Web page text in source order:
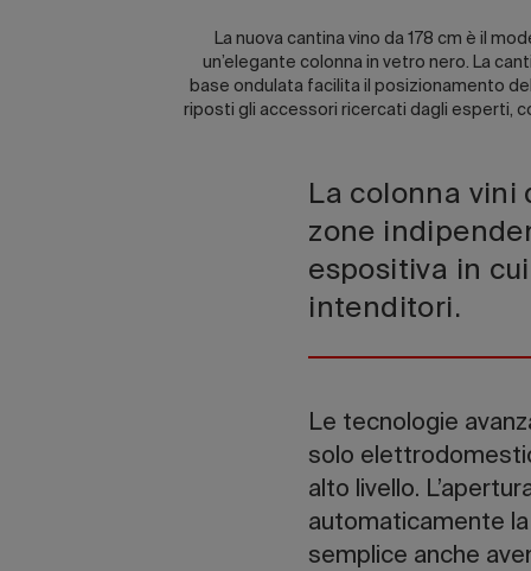
La nuova cantina vino da 178 cm è il
un’elegante colonna in vetro nero. La
base ondulata facilita il posizionamento
riposti gli accessori ricercati dagli esperti,
La colonna vini
zone
espositiva in
intenditori.
Le tecnologie
solo
alto livello.
automaticamente
semplice anche